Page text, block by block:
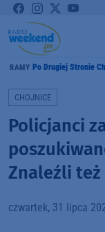
GRAMY Po Drugiej Stronie
CHOJNICE
Policjanci
Znaleźli
czwartek, 31 lipca